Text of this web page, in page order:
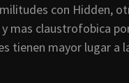
con Hidden,
mas claustrofobica
tienen mayor lugar a